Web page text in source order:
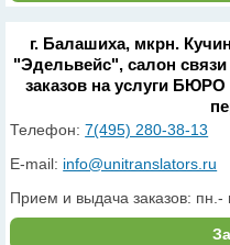
г. Балашиха, мкрн.
"Эдельвейс", салон
заказов на услуги
Телефон:7(495) 280-38-13
E-mail: info@unitranslators.ru
Прием и выдача заказов: пн.-